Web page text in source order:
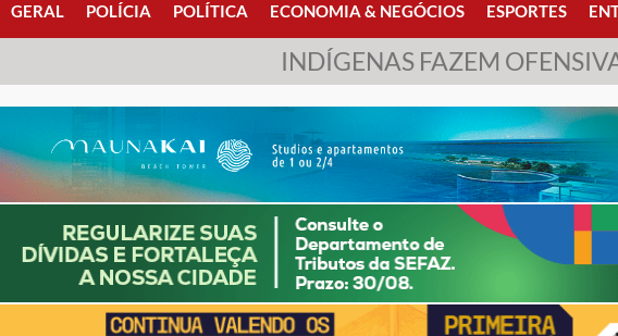
GERAL POLÍCIA POLÍTICA ECONOMIA & NEGÓCIOS ESPORTES
INDÍGENAS FAZEM